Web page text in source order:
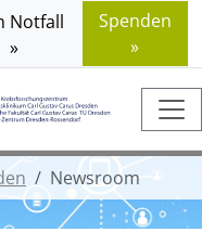
Notfall
»
Spenden
»
Newsroom